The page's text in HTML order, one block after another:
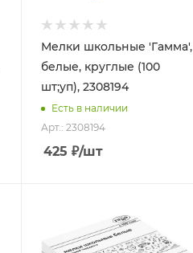
Мелки школьные 'Гамма',
белые, круглые (100
шт;уп), 2308194
Есть в наличии
Арт.: 2308194
425 ₽/шт